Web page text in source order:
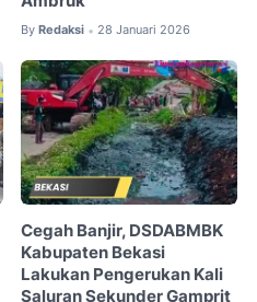
By Redaksi • 28 Januari 2026
Cegah Banjir, DSDABMBK
Kabupaten Bekasi
Lakukan Pengerukan Kali
Saluran Sekunder Gamprit